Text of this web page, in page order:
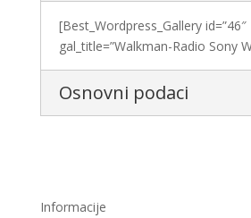
[Best_Wordpress_Gallery id=”46″
gal_title=”Walkman-Radio Sony
Osnovni podaci
Informacije